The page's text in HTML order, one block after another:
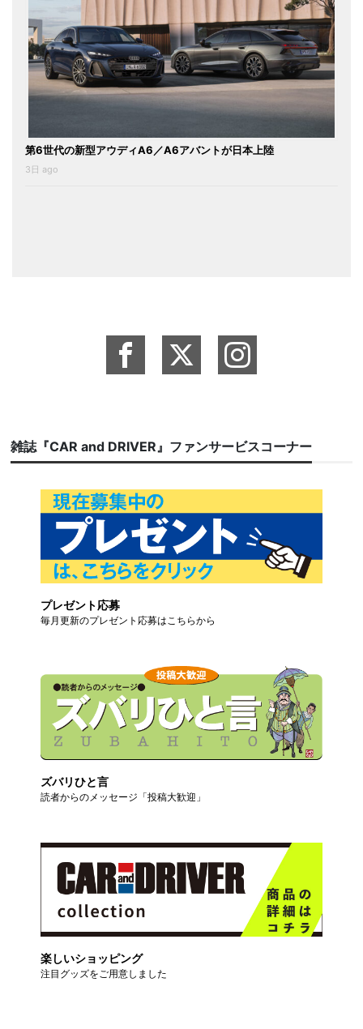
第6世代の新型アウディA6／A6アバントが日本上陸
3日 ago
雑誌『CAR and DRIVER』ファンサービスコーナー
プレゼント応募
毎月更新のプレゼント応募はこちらから
ズバリひと言
読者からのメッセージ「投稿大歓迎」
楽しいショッピング
注目グッズをご用意しました